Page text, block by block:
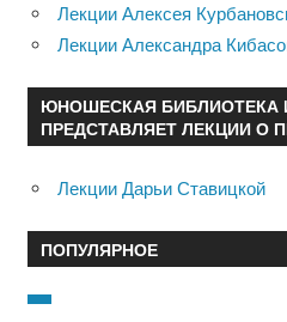
Лекции Алексея
Лекции Александра
ЮНОШЕСКАЯ БИБЛИОТЕКА
ПРЕДСТАВЛЯЕТ ЛЕКЦИИ О
Лекции Дарьи Ставицкой
ПОПУЛЯРНОЕ